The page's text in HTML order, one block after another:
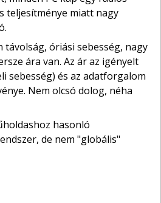
teljesítménye miatt nagy
távolság, óriási sebesség, nagy
ára van. Az ár az igényelt
sebesség) és az adatforgalom
Nem olcsó dolog, néha
hasonló
de nem "globális"